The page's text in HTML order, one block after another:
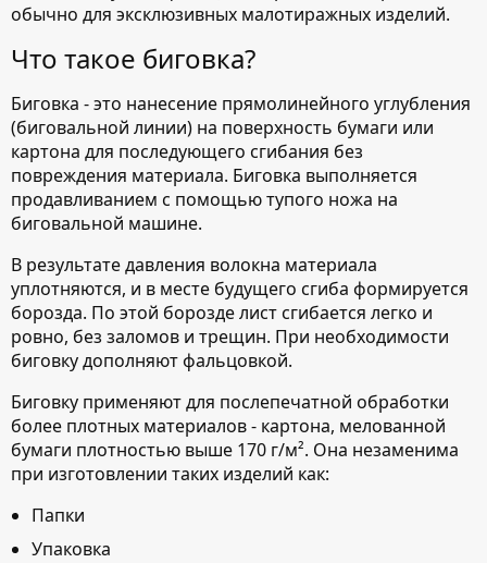
обычно для эксклюзивных малотиражных изделий.
Что такое биговка?
Биговка - это нанесение прямолинейного углубления
(биговальной линии) на поверхность бумаги или
картона для последующего сгибания без
повреждения материала. Биговка выполняется
продавливанием с помощью тупого ножа на
биговальной машине.
В результате давления волокна материала
уплотняются, и в месте будущего сгиба формируется
борозда. По этой борозде лист сгибается легко и
ровно, без заломов и трещин. При необходимости
биговку дополняют фальцовкой.
Биговку применяют для послепечатной обработки
более плотных материалов - картона, мелованной
бумаги плотностью выше 170 г/м². Она незаменима
при изготовлении таких изделий как:
Папки
Упаковка